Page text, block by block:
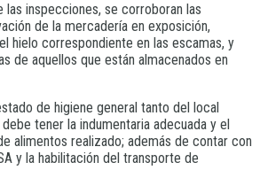
las inspecciones, se corroboran las
de la mercadería en exposición,
hielo correspondiente en las escamas, y
de aquellos que están almacenados en
de higiene general tanto del local
tener la indumentaria adecuada y el
alimentos realizado; además de contar con
y la habilitación del transporte de